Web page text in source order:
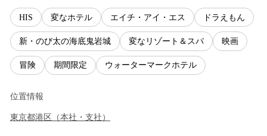
HIS 変なホテル エイチ・アイ・エス ドラえもん
新・のび太の海底鬼岩城 変なリゾート＆スパ 映画
冒険 期間限定 ウォーターマークホテル
位置情報
東京都港区 （本社・支社 ）